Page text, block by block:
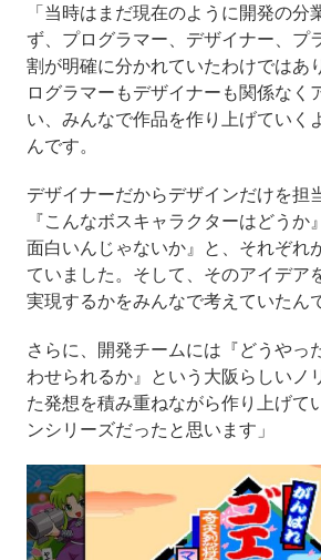
「当時はまだ現在のように開発の分
ず、プログラマー、デザイナー、プ
割が明確に分かれていたわけではあ
ログラマーもデザイナーも関係なく
い、みんなで作品を作り上げていく
んです。
デザイナーだからデザインだけを担
『こんなボスキャラクターはどうか
面白いんじゃないか』と、それぞれ
ていました。そして、そのアイデア
実現するかをみんなで考えていたん
さらに、開発チームには『どうやっ
わせられるか』という大阪らしいノ
た発想を積み重ねながら作り上げて
ンシリーズだったと思います」